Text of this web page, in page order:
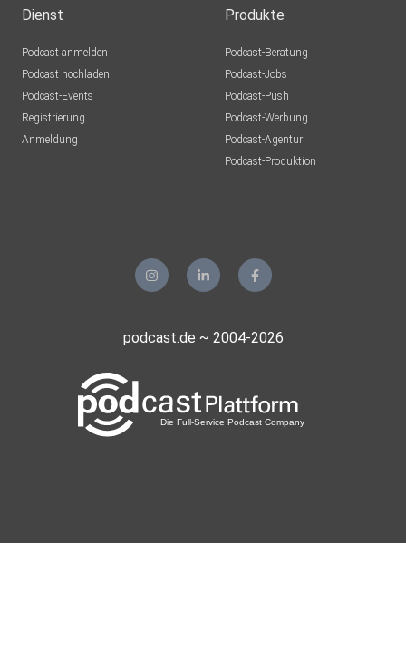
Dienst
Podcast anmelden
Podcast hochladen
Podcast-Events
Registrierung
Anmeldung
Produkte
Podcast-Beratung
Podcast-Jobs
Podcast-Push
Podcast-Werbung
Podcast-Agentur
Podcast-Produktion
podcast.de ~ 2004-2026